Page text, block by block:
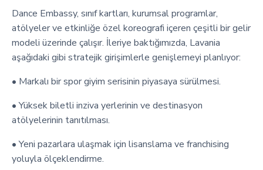
Dance Embassy, sınıf kartları, kurumsal programlar,
atölyeler ve etkinliğe özel koreografi içeren çeşitli bir gelir
modeli üzerinde çalışır. İleriye baktığımızda, Lavania
aşağıdaki gibi stratejik girişimlerle genişlemeyi planlıyor:
• Markalı bir spor giyim serisinin piyasaya sürülmesi.
• Yüksek biletli inziva yerlerinin ve destinasyon
atölyelerinin tanıtılması.
• Yeni pazarlara ulaşmak için lisanslama ve franchising
yoluyla ölçeklendirme.